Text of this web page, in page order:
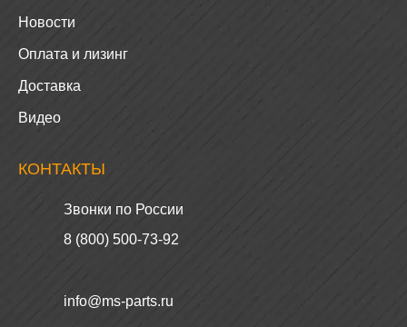
Новости
Оплата и лизинг
Доставка
Видео
КОНТАКТЫ
Звонки по России
8 (800) 500-73-92
info@ms-parts.ru